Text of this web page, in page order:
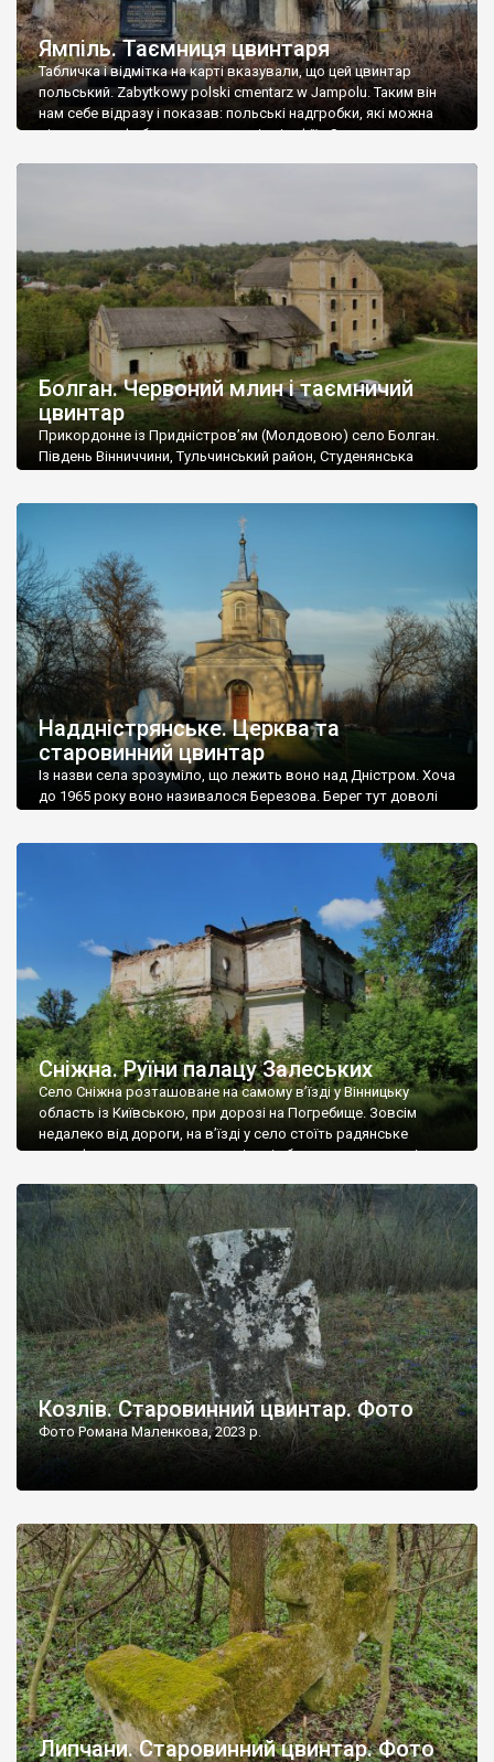
Ямпіль. Таємниця цвинтаря
Табличка і відмітка на карті вказували, що цей цвинтар
польський. Zabytkowy polski cmentarz w Jampolu. Таким він
нам себе відразу і показав: польські надгробки, які можна
віднести до фабричних, польські епітафії… Загалом цвинтар
Болган. Червоний млин і таємничий
цвинтар
Прикордонне із Придністров’ям (Молдовою) село Болган.
Південь Вінниччини, Тульчинський район, Студенянська
старовинний цвинтар із кам’яними хрестами. Всі епітафії, які
збереглися, написані кирилицею, церковнослов’янською
мовою. За всіма традиційними ознаками – цвинтар
український. Хрести датуються 19 століттям. У 1924-1940
роках Болган […]
Наддністрянське. Церква та
старовинний цвинтар
Із назви села зрозуміло, що лежить воно над Дністром. Хоча
до 1965 року воно називалося Березова. Берег тут доволі
Наддністрянське відрізняється від більшості навколишніх
сіл. У селі є мурована Михайлівська церква. Точної дати […]
Сніжна. Руїни палацу Залеських
Село Сніжна розташоване на самому в’їзді у Вінницьку
область із Київською, при дорозі на Погребище. Зовсім
недалеко від дороги, на в’їзді у село стоїть радянське
рельєфне пано, яке показує жінку і яблуню, а трохи далі, десь
не видно, але видно дві стареньких колії у траві – […]
Козлів. Старовинний цвинтар. Фото
Фото Романа Маленкова, 2023 р.
Липчани. Старовинний цвинтар. Фото